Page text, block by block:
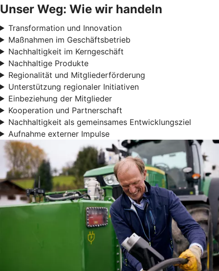
Unser Weg: Wie wir handeln
Transformation und Innovation
Maßnahmen im Geschäftsbetrieb
Nachhaltigkeit im Kerngeschäft
Nachhaltige Produkte
Regionalität und Mitgliederförderung
Unterstützung regionaler Initiativen
Einbeziehung der Mitglieder
Kooperation und Partnerschaft
Nachhaltigkeit als gemeinsames Entwicklungsziel
Aufnahme externer Impulse